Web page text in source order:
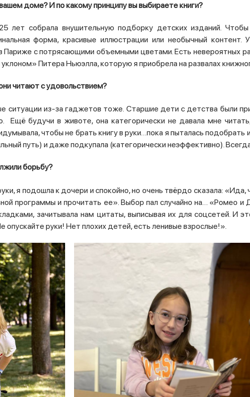
доме? И по какому принципу вы выбираете книги?
лет собрала внушительную подборку детских изданий.
форма,красивые иллюстрации или необычный контент.
Париже с потрясающими объемными цветами.Есть невероятных
уклоном» Питера Ньюэлла, которую я приобрела на развалах
читают с удовольствием?
ситуации из-за гаджетов тоже. Старшие дети с детства были
будучи в животе, она категорически не давала мне
чтобы не брать книгу в руки…пока я пыталась подобрать
путь) и даже подкупала (категорически неэффективно).
борьбу?
я подошла к дочери и спокойно, но очень твёрдо сказала:
программы и прочитать ее». Выбор пал случайно на… «Ромео
зачитывала нам цитаты, выписывая их для соцсетей. И
руки! Нет плохих детей, есть ленивые взрослые!».